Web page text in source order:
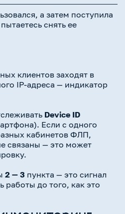
а затем поступила
снять ее
клиентов заходят в
IP-адреса — индикатор
Device ID
Если с одного
кабинетов ФЛП,
связаны — это может
2 — 3 пункта — это сигнал
работы до того, как это